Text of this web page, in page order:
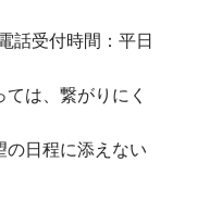
話受付時間：平日
は、繋がりにく
日程に添えない